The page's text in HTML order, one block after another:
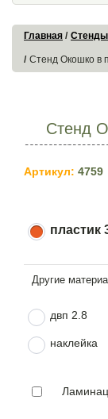
Главная
Стенд Окошко в
Стенд
Артикул: 4759
пластик
двп 2.8
наклейка